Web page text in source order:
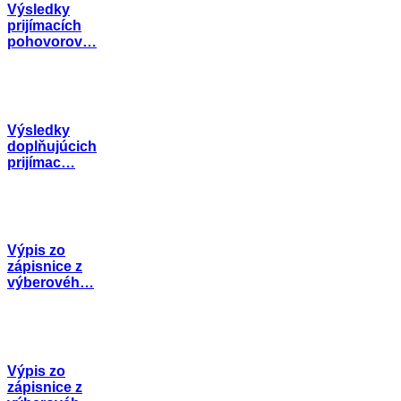
Výsledky
prijímacích
pohovorov…
Výsledky
doplňujúcich
prijímac…
Výpis zo
zápisnice z
výberovéh…
Výpis zo
zápisnice z